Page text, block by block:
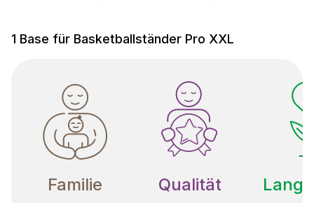
1 Base für Basketballständer Pro XXL
Familie Qualität